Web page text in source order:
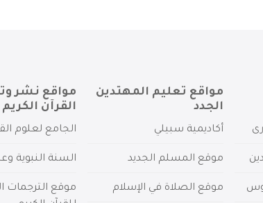
مواقع تعليم المهتدين
الجدد
أكاديمية سبيلي
موقع المسلم الجديد
موقع الصلاة في الإسلام
مواقع نشر
القرآن الكريم
الجامع لعلوم
السنة النبوية
موقع الترجمات